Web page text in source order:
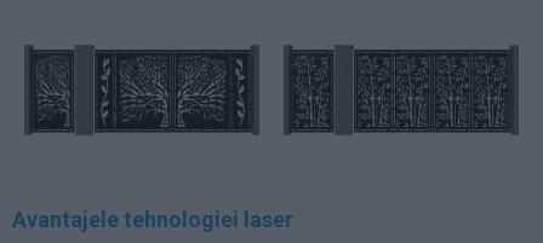
Avantajele tehnologiei laser